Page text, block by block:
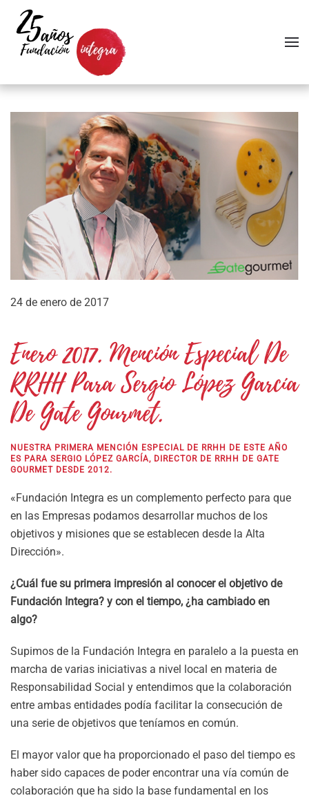
Skip to main content
24 de enero de 2017
Enero 2017. Mención Especial De
RRHH Para Sergio López García
De Gate Gourmet.
NUESTRA PRIMERA MENCIÓN ESPECIAL DE RRHH DE ESTE AÑO
ES PARA SERGIO LÓPEZ GARCÍA, DIRECTOR DE RRHH DE GATE
GOURMET DESDE 2012.
«Fundación Integra es un complemento perfecto para que
en las Empresas podamos desarrollar muchos de los
objetivos y misiones que se establecen desde la Alta
Dirección».
¿Cuál fue su primera impresión al conocer el objetivo de
Fundación Integra? y con el tiempo, ¿ha cambiado en
algo?
Supimos de la Fundación Integra en paralelo a la puesta en
marcha de varias iniciativas a nivel local en materia de
Responsabilidad Social y entendimos que la colaboración
entre ambas entidades podía facilitar la consecución de
una serie de objetivos que teníamos en común.
El mayor valor que ha proporcionado el paso del tiempo es
haber sido capaces de poder encontrar una vía común de
colaboración que ha sido la base fundamental en los